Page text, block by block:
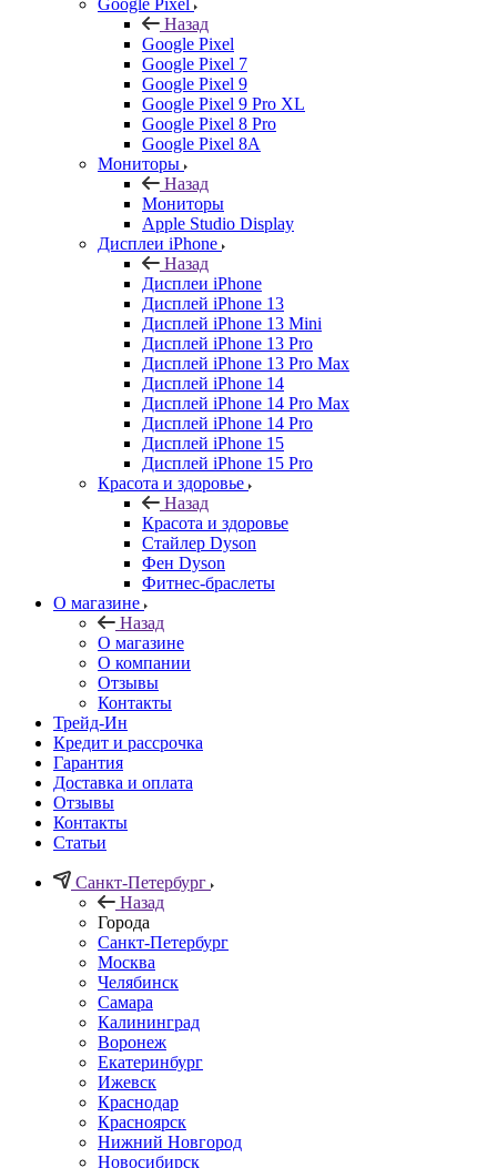
Google Pixel
Назад
Google Pixel
Google Pixel 7
Google Pixel 9
Google Pixel 9 Pro XL
Google Pixel 8 Pro
Google Pixel 8A
Мониторы
Назад
Мониторы
Apple Studio Display
Дисплеи iPhone
Назад
Дисплеи iPhone
Дисплей iPhone 13
Дисплей iPhone 13 Mini
Дисплей iPhone 13 Pro
Дисплей iPhone 13 Pro Max
Дисплей iPhone 14
Дисплей iPhone 14 Pro Max
Дисплей iPhone 14 Pro
Дисплей iPhone 15
Дисплей iPhone 15 Pro
Красота и здоровье
Назад
Красота и здоровье
Стайлер Dyson
Фен Dyson
Фитнес-браслеты
О магазине
Назад
О магазине
О компании
Отзывы
Контакты
Трейд-Ин
Кредит и рассрочка
Гарантия
Доставка и оплата
Отзывы
Контакты
Статьи
Санкт-Петербург
Назад
Города
Санкт-Петербург
Москва
Челябинск
Самара
Калининград
Воронеж
Екатеринбург
Ижевск
Краснодар
Красноярск
Нижний Новгород
Новосибирск